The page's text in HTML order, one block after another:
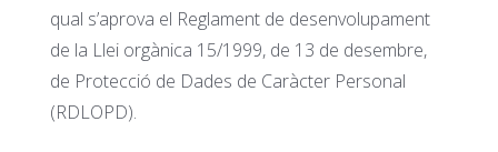
qual s’aprova el Reglament de desenvolupament
de la Llei orgànica 15/1999, de 13 de desembre,
de Protecció de Dades de Caràcter Personal
(RDLOPD).